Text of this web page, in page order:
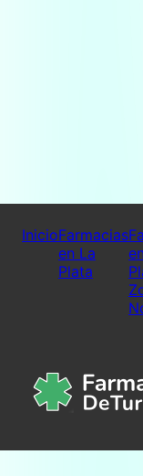
InicioFarmacias
en La
Plata